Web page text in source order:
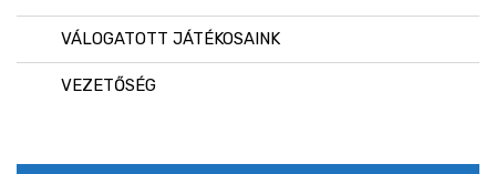
VÁLOGATOTT JÁTÉKOSAINK
VEZETŐSÉG